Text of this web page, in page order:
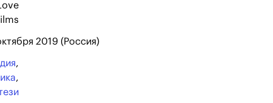
2019 (Россия)
,
,